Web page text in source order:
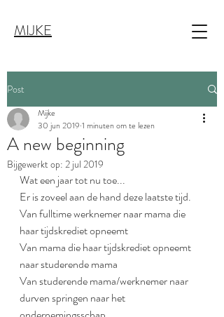
MIJKE
Post
A new beginning
Mijke
30 jun 2019 1 minuten om te lezen
Bijgewerkt op: 2 jul 2019
Wat een jaar tot nu toe...
Er is zoveel aan de hand deze laatste tijd.
Van fulltime werknemer naar mama die
haar tijdskrediet opneemt
Van mama die haar tijdskrediet opneemt
naar studerende mama
Van studerende mama/werknemer naar
durven springen naar het